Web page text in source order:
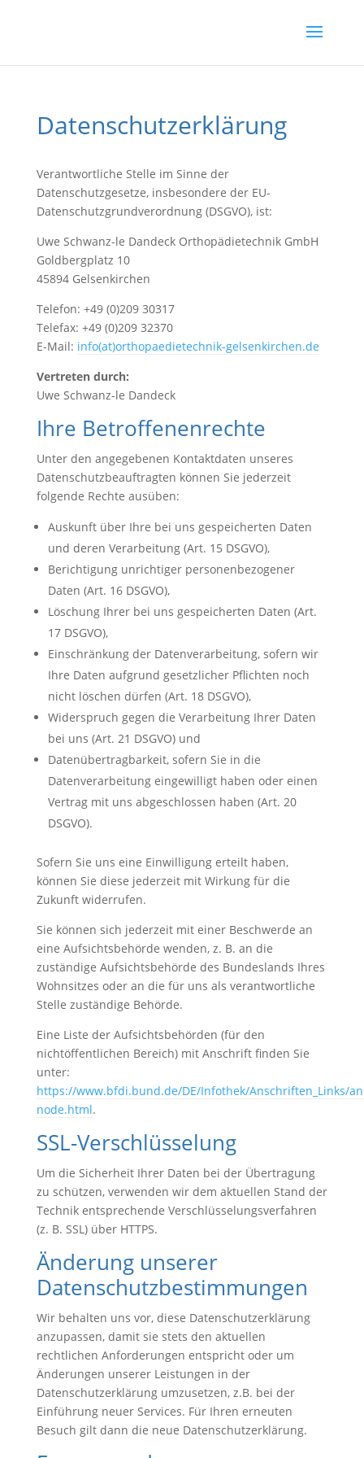
Datenschutzerklärung
Verantwortliche Stelle im Sinne der
Datenschutzgesetze, insbesondere der EU-
Datenschutzgrundverordnung (DSGVO), ist:
Uwe Schwanz-le Dandeck Orthopädietechnik GmbH
Goldbergplatz 10
45894 Gelsenkirchen
Telefon: +49 (0)209 30317
Telefax: +49 (0)209 32370
E-Mail: info(at)orthopaedietechnik-gelsenkirchen.de
Vertreten durch:
Uwe Schwanz-le Dandeck
Ihre Betroffenenrechte
Unter den angegebenen Kontaktdaten unseres
Datenschutzbeauftragten können Sie jederzeit
folgende Rechte ausüben:
Auskunft über Ihre bei uns gespeicherten Daten
und deren Verarbeitung (Art. 15 DSGVO),
Berichtigung unrichtiger personenbezogener
Daten (Art. 16 DSGVO),
Löschung Ihrer bei uns gespeicherten Daten (Art.
17 DSGVO),
Einschränkung der Datenverarbeitung, sofern wir
Ihre Daten aufgrund gesetzlicher Pflichten noch
nicht löschen dürfen (Art. 18 DSGVO),
Widerspruch gegen die Verarbeitung Ihrer Daten
bei uns (Art. 21 DSGVO) und
Datenübertragbarkeit, sofern Sie in die
Datenverarbeitung eingewilligt haben oder einen
Vertrag mit uns abgeschlossen haben (Art. 20
DSGVO).
Sofern Sie uns eine Einwilligung erteilt haben,
können Sie diese jederzeit mit Wirkung für die
Zukunft widerrufen.
Sie können sich jederzeit mit einer Beschwerde an
eine Aufsichtsbehörde wenden, z. B. an die
zuständige Aufsichtsbehörde des Bundeslands Ihres
Wohnsitzes oder an die für uns als verantwortliche
Stelle zuständige Behörde.
Eine Liste der Aufsichtsbehörden (für den
nichtöffentlichen Bereich) mit Anschrift finden Sie
unter:
https://www.bfdi.bund.de/DE/Infothek/Anschriften_Links/
node.html.
SSL-Verschlüsselung
Um die Sicherheit Ihrer Daten bei der Übertragung
zu schützen, verwenden wir dem aktuellen Stand der
Technik entsprechende Verschlüsselungsverfahren
(z. B. SSL) über HTTPS.
Änderung unserer
Datenschutzbestimmungen
Wir behalten uns vor, diese Datenschutzerklärung
anzupassen, damit sie stets den aktuellen
rechtlichen Anforderungen entspricht oder um
Änderungen unserer Leistungen in der
Datenschutzerklärung umzusetzen, z.B. bei der
Einführung neuer Services. Für Ihren erneuten
Besuch gilt dann die neue Datenschutzerklärung.